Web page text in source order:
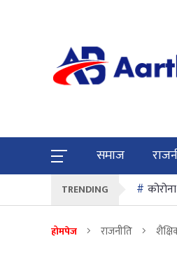
समाज
TRENDING कोरोना
होमपेज राजनीति